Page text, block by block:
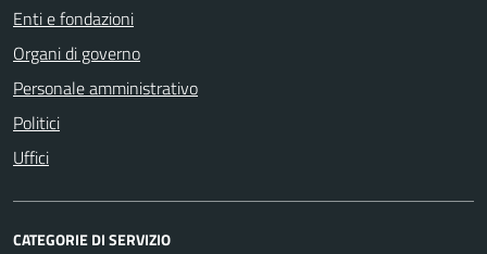
Enti e fondazioni
Organi di governo
Personale amministrativo
Politici
Uffici
CATEGORIE DI SERVIZIO